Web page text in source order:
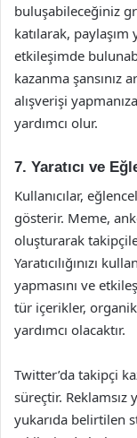
buluşabileceğiniz
katılarak,
etkileşimde
kazanma şansınız
alışverişi
yardımcı olur.
7. Yaratıcı ve
Kullanıcılar,
gösterir. Meme,
oluşturarak
Yaratıcılığınızı
yapmasını ve
tür içerikler,
yardımcı olacaktır.
Twitter’da takipçi
süreçtir. Reklamsız
yukarıda belirtilen